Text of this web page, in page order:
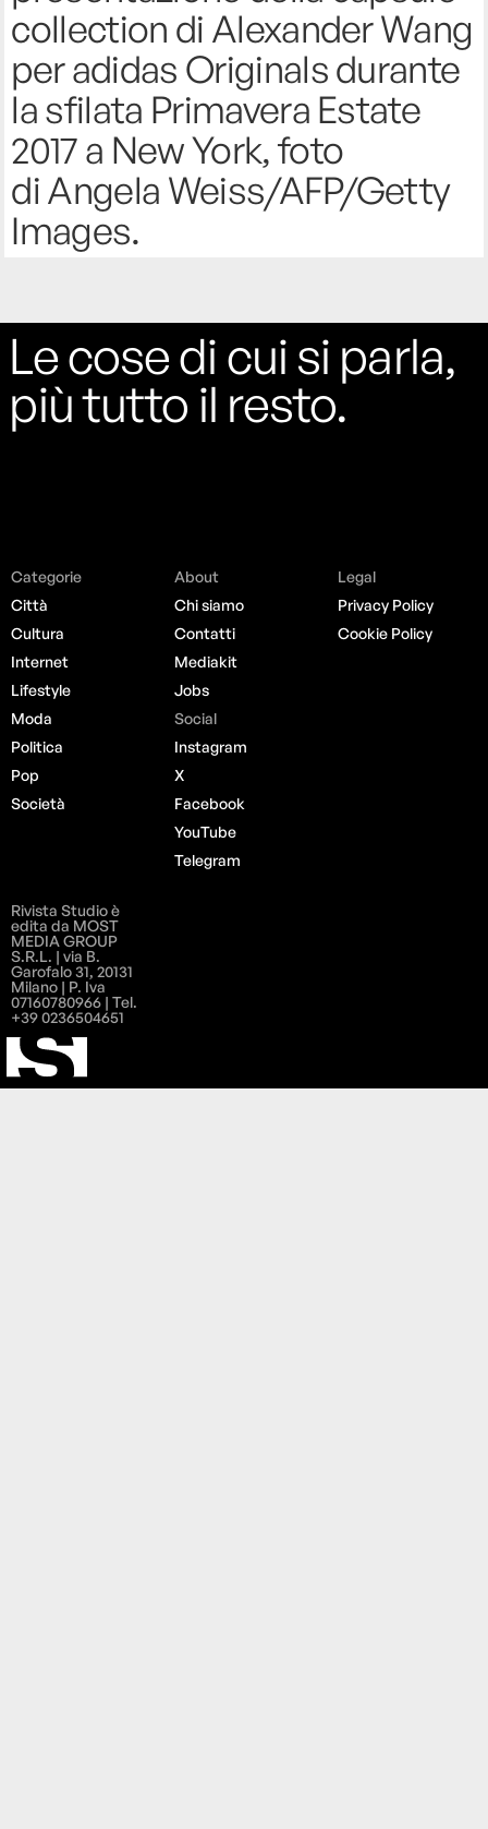
collection di Alexander Wang
per adidas Originals durante
la sfilata Primavera Estate
2017 a New York, foto
di Angela Weiss/AFP/Getty
Images.
Le cose di cui si parla,
più tutto il resto.
Categorie
Città
Cultura
Internet
Lifestyle
Moda
Politica
Pop
Società
About
Chi siamo
Contatti
Mediakit
Jobs
Social
Instagram
X
Facebook
YouTube
Telegram
Legal
Privacy Policy
Cookie Policy
Rivista Studio è
edita da MOST
MEDIA GROUP
S.R.L. | via B.
Garofalo 31, 20131
Milano | P. Iva
07160780966 | Tel.
+39 0236504651